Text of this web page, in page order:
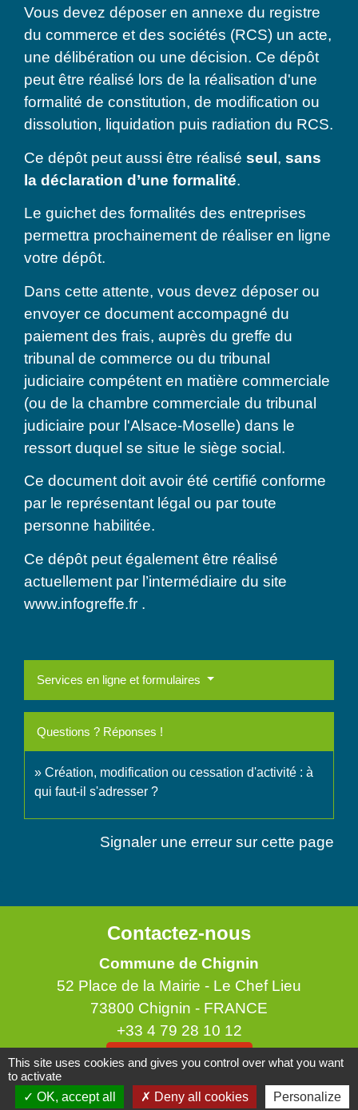
Vous devez déposer en annexe du registre
du commerce et des sociétés (RCS) un acte,
une délibération ou une décision. Ce dépôt
peut être réalisé lors de la réalisation d'une
formalité de constitution, de modification ou
dissolution, liquidation puis radiation du RCS.
Ce dépôt peut aussi être réalisé seul , sans
la déclaration d’une formalité.
Le guichet des formalités des entreprises
permettra prochainement de réaliser en ligne
votre dépôt.
Dans cette attente, vous devez déposer ou
envoyer ce document accompagné du
paiement des frais, auprès du greffe du
tribunal de commerce ou du tribunal
judiciaire compétent en matière commerciale
(ou de la chambre commerciale du tribunal
judiciaire pour l'Alsace-Moselle) dans le
ressort duquel se situe le siège social.
Ce document doit avoir été certifié conforme
par le représentant légal ou par toute
personne habilitée.
Ce dépôt peut également être réalisé
actuellement par l’intermédiaire du site
www.infogreffe.fr .
Services en ligne et formulaires
Questions ? Réponses !
Création, modification ou cessation d'activité : à
qui faut-il s'adresser ?
Signaler une erreur sur cette page
Contactez-nous
Commune de Chignin
52 Place de la Mairie - Le Chef Lieu
73800 Chignin - FRANCE
+33 4 79 28 10 12
Contact par formulaire
Accueil du public
This site uses cookies and gives you control over what you want
to activate
OK, accept all
Deny all cookies Personalize